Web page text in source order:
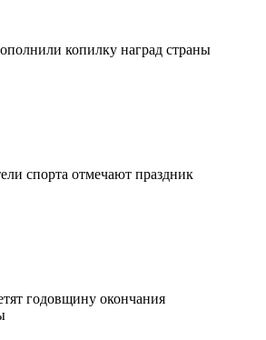
копилку наград страны
спорта отмечают праздник
годовщину окончания